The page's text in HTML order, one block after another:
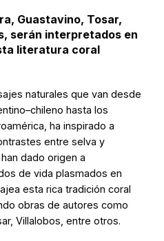
Guastavino, Tosar,
serán interpretados en
literatura coral
naturales que van desde
hasta los
ha inspirado a
entre selva y
dado origen a
de vida plasmados en
esta rica tradición coral
obras de autores como
Villalobos, entre otros.